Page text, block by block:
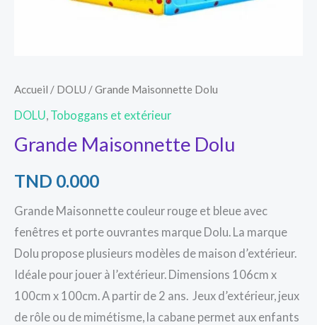
Accueil / DOLU / Grande Maisonnette Dolu
DOLU, Toboggans et extérieur
Grande Maisonnette Dolu
TND 0.000
Grande Maisonnette couleur rouge et bleue avec
fenêtres et porte ouvrantes marque Dolu. La marque
Dolu propose plusieurs modèles de maison d’extérieur.
Idéale pour jouer à l’extérieur. Dimensions 106cm x
100cm x 100cm. A partir de 2 ans. Jeux d’extérieur, jeux
de rôle ou de mimétisme, la cabane permet aux enfants